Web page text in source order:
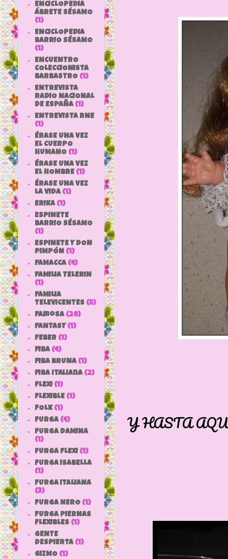
Y HASTA
ENCICLOPEDIA
ÁBRETE SÉSAMO
(1)
ENCICLOPEDIA
BARRIO SÉSAMO
(1)
ENCUENTRO
COLECCIONISTA
BARBASTRO (1)
ENTREVISTA
RADIO NACIONAL
DE ESPAÑA (1)
ENTREVISTA RNE
(1)
ÉRASE UNA VEZ
EL CUERPO
HUMANO (1)
ÉRASE UNA VEZ
EL HOMBRE (1)
ÉRASE UNA VEZ
LA VIDA (1)
ERIKA (1)
ESPINETE
BARRIO SÉSAMO
(1)
ESPINETE Y DON
PIMPÓN (1)
FAMACCA (4)
FAMILIA TELERIN
(1)
FAMILIA
TELEVICENTES (5)
Famosa (28)
FANTASY (1)
FEBER (1)
FIBA (4)
FIBA BRUNA (1)
fiba italiana (2)
FLEXI (1)
FLEXIBLE (1)
FOLK (1)
FURGA (4)
FURGA DAMINA
(1)
FURGA FLEXI (1)
FURGA ISABELLA
(1)
FURGA ITALIANA
(3)
FURGA NERO (1)
FURGA PIERNAS
FLEXIBLES (1)
GENTE
DESPIERTA (1)
GIZMO (1)